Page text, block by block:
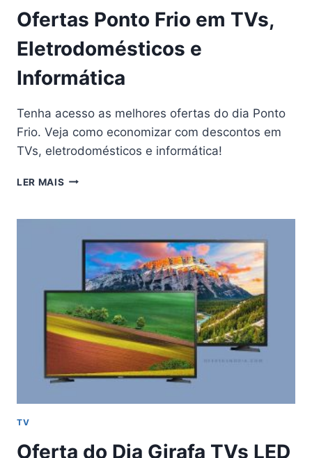
Ofertas Ponto Frio em TVs,
Eletrodomésticos e
Informática
Tenha acesso as melhores ofertas do dia Ponto
Frio. Veja como economizar com descontos em
TVs, eletrodomésticos e informática!
LER MAIS OFERTAS
EM
TVS,
ELETRODOMÉSTICOS
INFORMÁTICA
TV
Oferta do Dia Girafa TVs LED